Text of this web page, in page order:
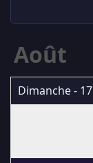
Août
Dimanche - 17